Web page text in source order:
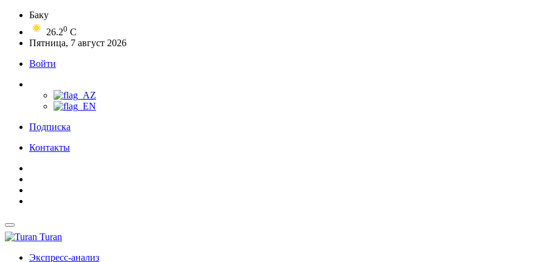
Баку
26.20 C
Пятница, 7 август 2026
Войти
Подписка
Контакты
Turan
Экспресс-анализ